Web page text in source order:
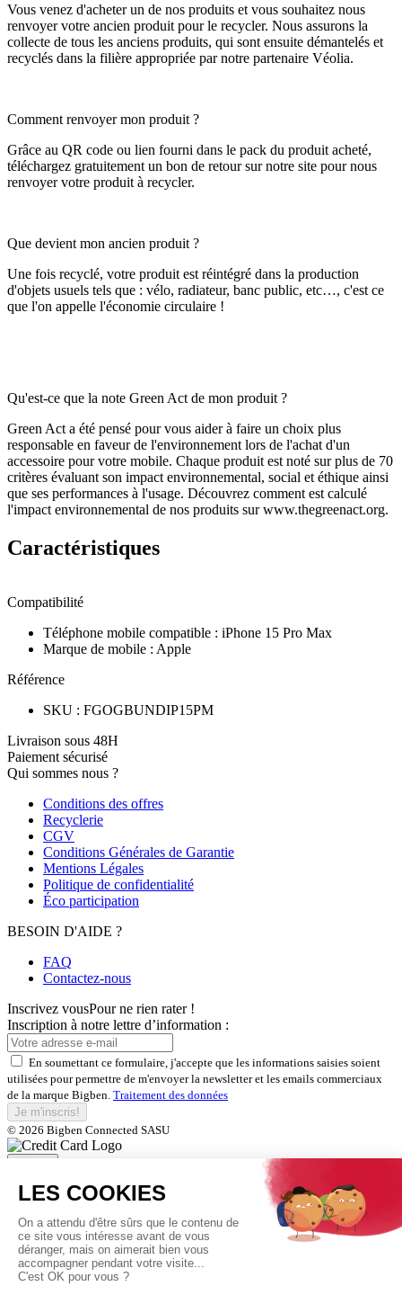
Vous venez d'acheter un de nos produits et vous souhaitez nous
renvoyer votre ancien produit pour le recycler. Nous assurons la
collecte de tous les anciens produits, qui sont ensuite démantelés et
recyclés dans la filière appropriée par notre partenaire Véolia.
Comment renvoyer mon produit ?
Grâce au QR code ou lien fourni dans le pack du produit acheté,
téléchargez gratuitement un bon de retour sur notre site pour nous
renvoyer votre produit à recycler.
Que devient mon ancien produit ?
Une fois recyclé, votre produit est réintégré dans la production
d'objets usuels tels que : vélo, radiateur, banc public, etc…, c'est ce
que l'on appelle l'économie circulaire !
Qu'est-ce que la note Green Act de mon produit ?
Green Act a été pensé pour vous aider à faire un choix plus
responsable en faveur de l'environnement lors de l'achat d'un
accessoire pour votre mobile. Chaque produit est noté sur plus de 70
critères évaluant son impact environnemental, social et éthique ainsi
que ses performances à l'usage. Découvrez comment est calculé
l'impact environnemental de nos produits sur www.thegreenact.org.
Caractéristiques
Compatibilité
Téléphone mobile compatible : iPhone 15 Pro Max
Marque de mobile : Apple
Référence
SKU : FGOGBUNDIP15PM
Livraison sous 48H
Paiement sécurisé
Qui sommes nous ?
Conditions des offres
Recyclerie
CGV
Conditions Générales de Garantie
Mentions Légales
Politique de confidentialité
Éco participation
BESOIN D'AIDE ?
FAQ
Contactez-nous
Inscrivez vousPour ne rien rater !
Inscription à notre lettre d’information :
En soumettant ce formulaire, j'accepte que les informations saisies soient
utilisées pour permettre de m'envoyer la newsletter et les emails commerciaux
de la marque Bigben. Traitement des données
Je m'inscris!
© 2026 Bigben Connected SASU
Fermer
Inscrivez-vous et bénéficiez de
nos offres exclusives
En soumettant ce formulaire, j'accepte que les informations saisies soient